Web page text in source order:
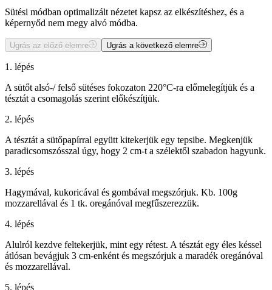
Sütési módban optimalizált nézetet kapsz az elkészítéshez, és a
képernyőd nem megy alvó módba.
Ugrás az előző elemre Ugrás a következő elemre
1. lépés
A sütőt alsó-/ felső sütéses fokozaton 220°C-ra előmelegítjük és a
tésztát a csomagolás szerint előkészítjük.
2. lépés
A tésztát a sütőpapírral együtt kitekerjük egy tepsibe. Megkenjük
paradicsomszósszal úgy, hogy 2 cm-t a szélektől szabadon hagyunk.
3. lépés
Hagymával, kukoricával és gombával megszórjuk. Kb. 100g
mozzarellával és 1 tk. oregánóval megfűszerezzük.
4. lépés
Alulról kezdve feltekerjük, mint egy rétest. A tésztát egy éles késsel
átlósan bevágjuk 3 cm-enként és megszórjuk a maradék oregánóval
és mozzarellával.
5. lépés